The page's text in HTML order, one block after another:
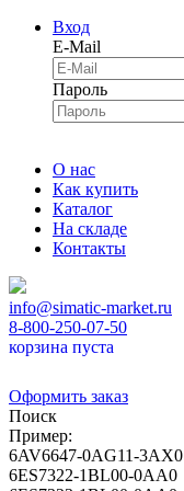
Вход
E-Mail
Пароль
О нас
Как купить
Каталог
На складе
Контакты
info@simatic-market.ru
8-800-250-07-50
корзина пуста
Оформить заказ
Поиск
Пример:
6AV6647-0AG11-3AX0
6ES7322-1BL00-0AA0